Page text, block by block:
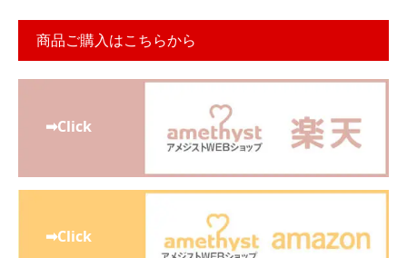
商品ご購入はこちらから
➡Click
➡Click